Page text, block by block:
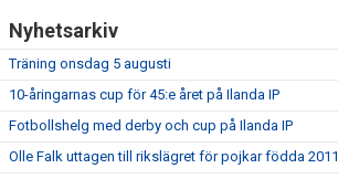
FÖRENINGSDOKUMENT
Nyhetsarkiv
Träning onsdag 5 augusti
10-åringarnas cup för 45:e året på Ilanda IP
Fotbollshelg med derby och cup på Ilanda IP
Olle Falk uttagen till rikslägret för pojkar födda 2011